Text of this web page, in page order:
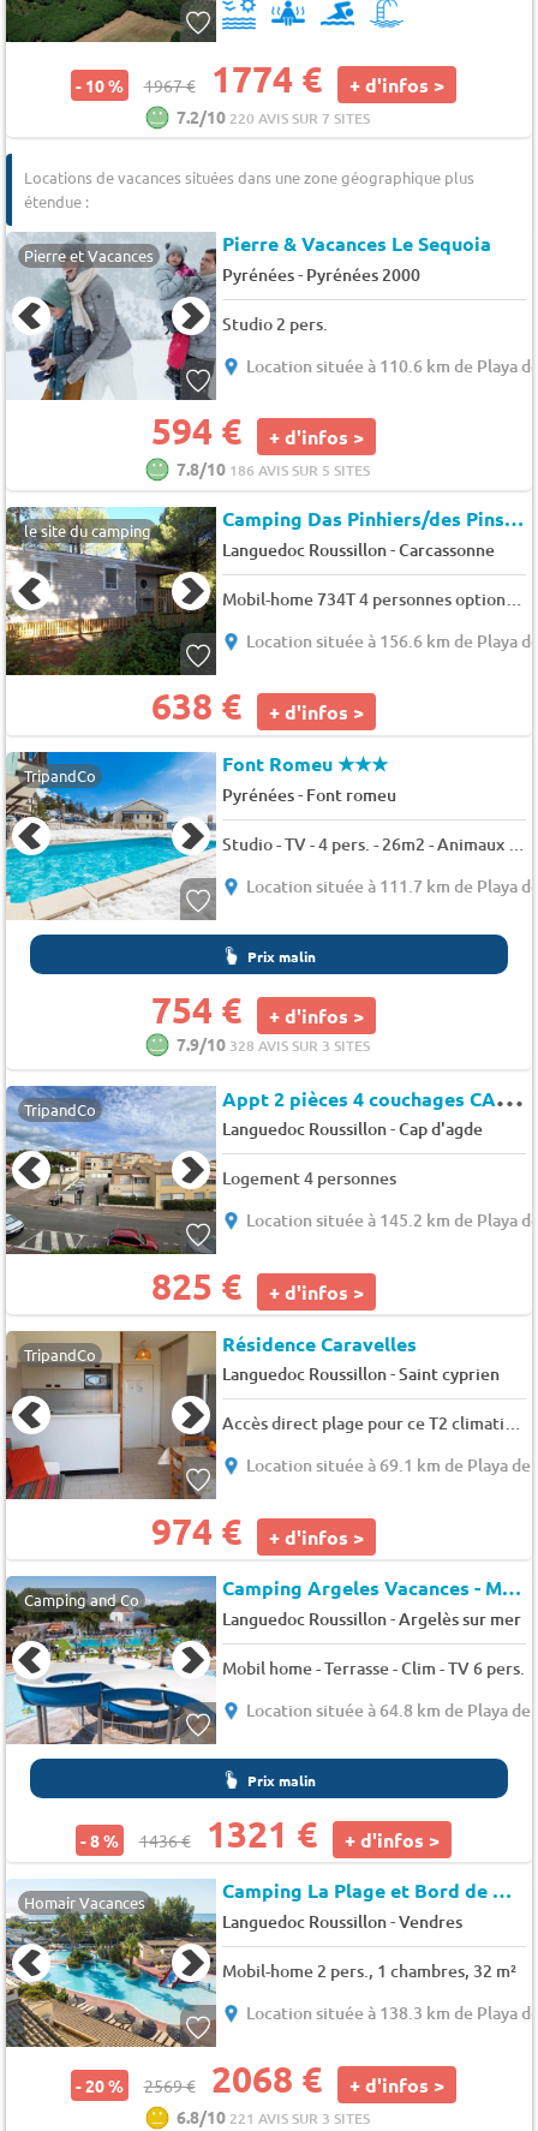
- 10 % 1967 € 1774 € + d'infos >
7.2/10 220 AVIS SUR 7 SITES
Locations de vacances situées dans une zone géographique plus
étendue :
Pierre et Vacances Pierre & Vacances Le Sequoia
Pyrénées- Pyrénées 2000
Studio 2 pers.
Location située à 110.6 km de Playa
594 € + d'infos >
7.8/10 186 AVIS SUR 5 SITES
le site du camping Camping Das Pinhiers/des Pins (Villemoustaussou à 4 km)
Languedoc Roussillon-Carcassonne
Mobil-home 734T 4 personnes option clim (69) 4 pers.
Location située à 156.6 km de Playa
638 € + d'infos >
TripandCo Font Romeu★★★
Pyrénées- Font romeu
Studio - TV - 4 pers. - 26m2 - Animaux admis
Location située à 111.7 km de Playa
Prix malin
754 € + d'infos >
7.9/10 328 AVIS SUR 3 SITES
TripandCo A
ppt 2 pièces 4 couchages CAP D'AGDE - Port gabriel 2
Languedoc Roussillon-Cap d'agde
Logement 4 personnes
Location située à 145.2 km de Playa
825 € + d'infos >
TripandCo Résidence Caravelles
Languedoc Roussillon-Saint cyprien
Accès direct plage pour ce T2 climatisé avec grande terrasse- 4CAR113 - 4 pers. - 28m2 - TV
Location située à 69.1 km de Playa de
974 € + d'infos >
Camping and Co Camping Argeles Vacances - Maeva Camping
Languedoc Roussillon-Argelès sur mer
Mobil home - Terrasse - Clim - TV 6 pers.
Location située à 64.8 km de Playa de
Prix malin
- 8 % 1436 € 1321 € + d'infos >
Homair Vacances Camping La Plage et Bord de Mer
Languedoc Roussillon-Vendres
Mobil-home 2 pers., 1 chambres, 32 m²
Location située à 138.3 km de Playa
- 20 % 2569 € 2068 € + d'infos >
6.8/10 221 AVIS SUR 3 SITES